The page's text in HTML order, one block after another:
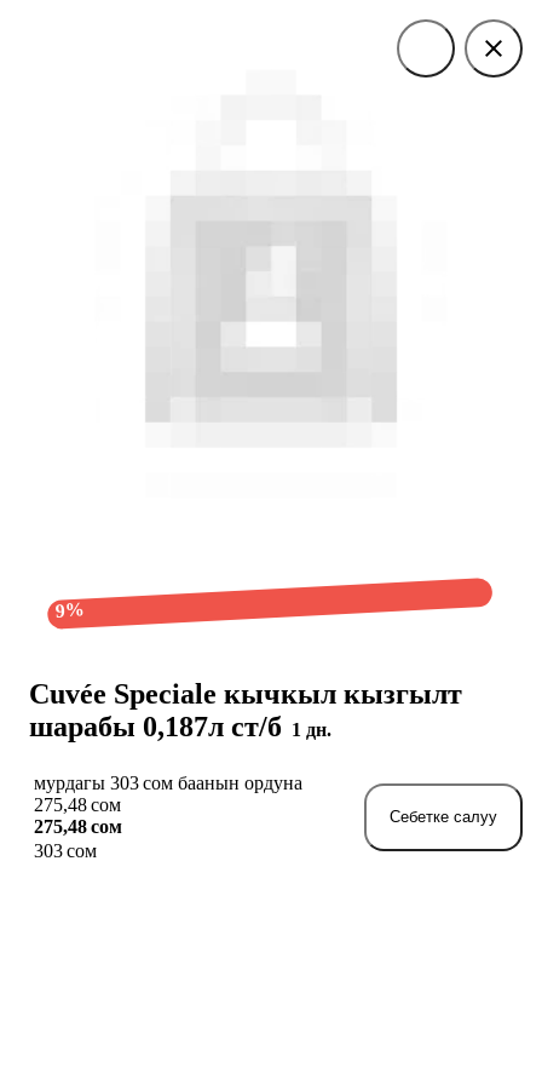
Cuvée Speciale кычкыл кызгылт
шарабы 0,187л ст/б 1 дн.
9%
мурдагы 303 сом баанын ордуна
275,48 сом
275,48 сом
303 сом
Себетке салуу